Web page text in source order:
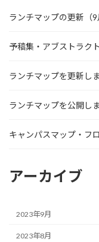
ランチマップの更新（9
予稿集・アブストラク
ランチマップを更新し
ランチマップを公開し
キャンパスマップ・フ
アーカイブ
2023年9月
2023年8月